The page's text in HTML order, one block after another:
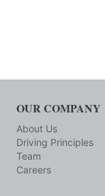
OUR COMPANY
About Us
Driving Principles
Team
Careers